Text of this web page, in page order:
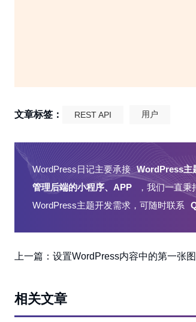
文章标签： REST API 用户
WordPress日记主要承接 WordPress主
管理后端的小程序、APP
，我们一直
WordPress主题开发需求，可随时联系
上一篇： 设置WordPress内容中的第一张
相关文章